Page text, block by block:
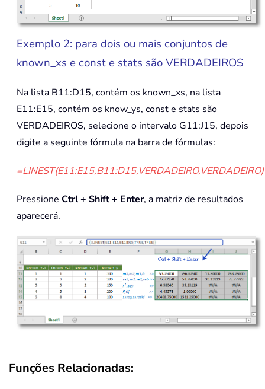
Exemplo 2: para dois ou mais conjuntos de
known_xs e const e stats são VERDADEIROS
Na lista B11:D15, contém os known_xs, na lista
E11:E15, contém os know_ys, const e stats são
VERDADEIROS, selecione o intervalo G11:J15, depois
digite a seguinte fórmula na barra de fórmulas:
=LINEST(E11:E15,B11:D15,VERDADEIRO,VERDADEIRO)
Pressione Ctrl + Shift + Enter, a matriz de resultados
aparecerá.
Funções Relacionadas: